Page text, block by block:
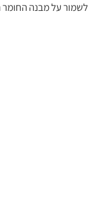
לשמור על מבנה החומר